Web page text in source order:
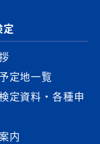
定
定地一覧
定資料・各種申
内